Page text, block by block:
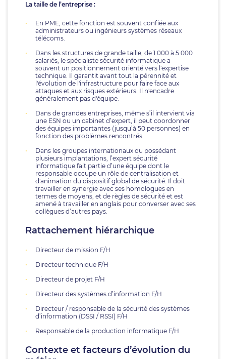
La taille de l’entreprise :
En PME, cette fonction est souvent confiée aux
administrateurs ou ingénieurs systèmes réseaux
télécoms.
Dans les structures de grande taille, de 1 000 à 5 000
salariés, le spécialiste sécurité informatique a
souvent un positionnement orienté vers l'expertise
technique. Il garantit avant tout la pérennité et
l'évolution de l'infrastructure pour faire face aux
attaques et aux risques extérieurs. Il n'encadre
généralement pas d'équipe.
Dans de grandes entreprises, même s’il intervient via
une ESN ou un cabinet d’expert, il peut coordonner
des équipes importantes (jusqu’à 50 personnes) en
fonction des problèmes rencontrés.
Dans les groupes internationaux ou possédant
plusieurs implantations, l’expert sécurité
informatique fait partie d’une équipe dont le
responsable occupe un rôle de centralisation et
d'animation du dispositif global de sécurité. Il doit
travailler en synergie avec ses homologues en
termes de moyens, et de règles de sécurité et est
amené à travailler en anglais pour converser avec ses
collègues d’autres pays.
Rattachement hiérarchique
Directeur de mission F/H
Directeur technique F/H
Directeur de projet F/H
Directeur des systèmes d’information F/H
Directeur / responsable de la sécurité des systèmes
d’information (DSSI / RSSI) F/H
Responsable de la production informatique F/H
Contexte et facteurs d’évolution du